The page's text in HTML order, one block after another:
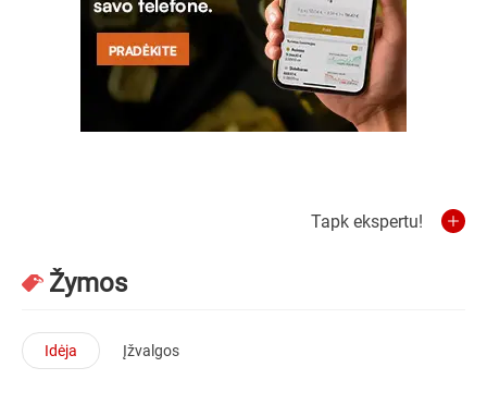
Tapk ekspertu!
Žymos
Idėja Įžvalgos